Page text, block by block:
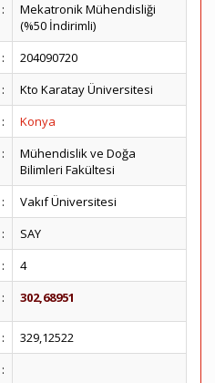
:
Mekatronik Mühendisliği
(%50 İndirimli)
:
204090720
:
Kto Karatay Üniversitesi
:
Konya
:
Mühendislik ve Doğa
Bilimleri Fakültesi
:
Vakıf Üniversitesi
:
SAY
:
4
: 302,68951
:
329,12522
: